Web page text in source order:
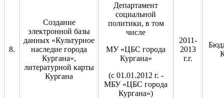
8.
Создание
электронной базы
данных «Культурное
наследие города
Кургана»,
литературной карты
Кургана
Департамент
социальной
политики, в том
числе
МУ «ЦБС города
Кургана»
(с 01.01.2012 г. -
МБУ «ЦБС города
Кургана»)
2011-
2013
г.г.